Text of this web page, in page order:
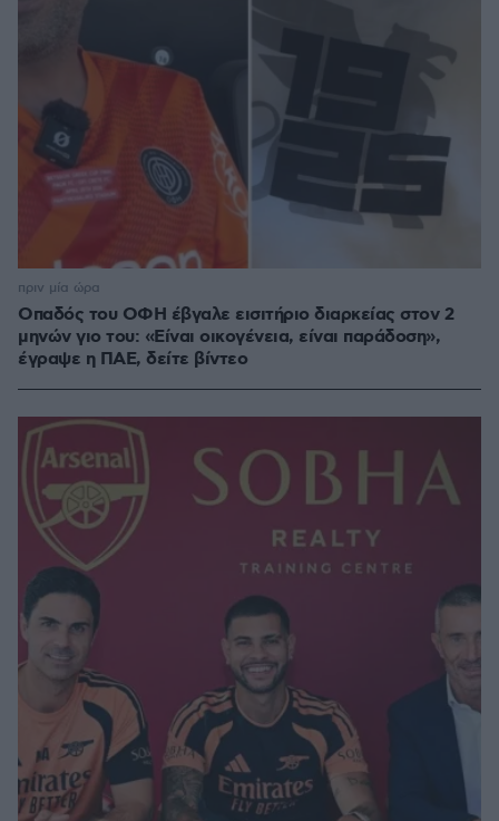
Οπαδός του ΟΦΗ έβγαλε εισιτήριο διαρκείας στον 2
μηνών γιο του: «Είναι οικογένεια, είναι παράδοση»,
έγραψε η ΠΑΕ, δείτε βίντεο
πριν μία ώρα